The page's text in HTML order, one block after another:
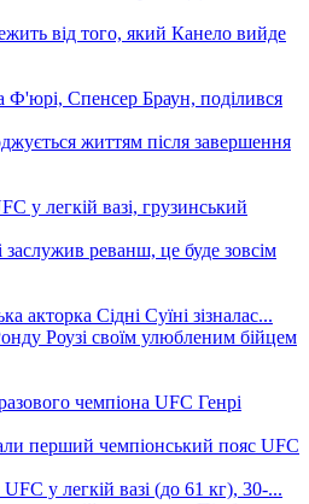
від того, який Канело вийде
життям після завершення
реванш, це буде зовсім
Роузі своїм улюбленим бійцем
перший чемпіонський пояс UFC